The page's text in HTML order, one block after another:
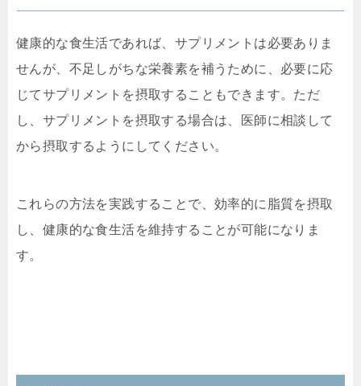
健康的な食生活であれば、サプリメントは必要ありま
せんが、不足しがちな栄養素を補うために、必要に応
じてサプリメントを摂取することもできます。ただ
し、サプリメントを摂取する場合は、医師に相談して
から摂取するようにしてください。
これらの方法を実践することで、効率的に脂質を摂取
し、健康的な食生活を維持することが可能になりま
す。